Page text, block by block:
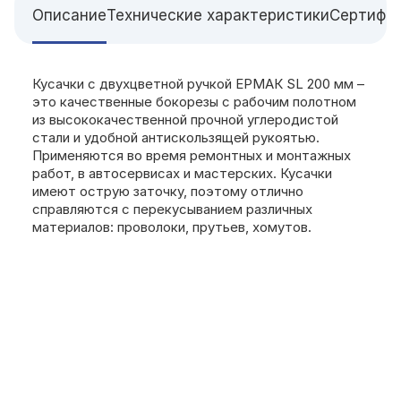
ОписаниеТехнические характеристики
Кусачки с двухцветной ручкой ЕРМАК SL 200 мм –
это качественные бокорезы с рабочим полотном
из высококачественной прочной углеродистой
стали и удобной антискользящей рукоятью.
Применяются во время ремонтных и монтажных
работ, в автосервисах и мастерских. Кусачки
имеют острую заточку, поэтому отлично
справляются с перекусыванием различных
материалов: проволоки, прутьев, хомутов.